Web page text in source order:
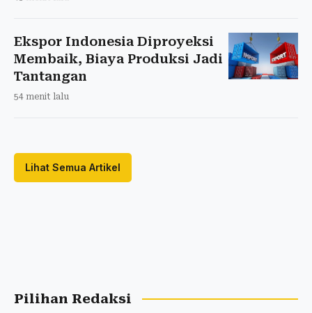
Ekspor Indonesia Diproyeksi
Membaik, Biaya Produksi Jadi
Tantangan
54 menit lalu
Lihat Semua Artikel
Pilihan Redaksi